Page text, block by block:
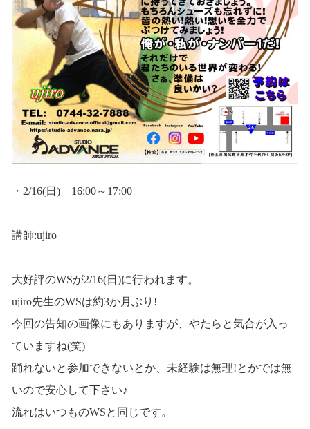
・2/16(日) 16:00～17:00
講師:ujiro
大好評のWSが2/16(日)に行われます。
ujiro先生のWSは約3か月ぶり!
今回の告知の画像にもありますが、やたらと気合が入っ
ていますね(笑)
踊れないと参加できないとか、未経験は無理!とかでは無
いので安心して下さい♪
流れはいつものWSと同じです。